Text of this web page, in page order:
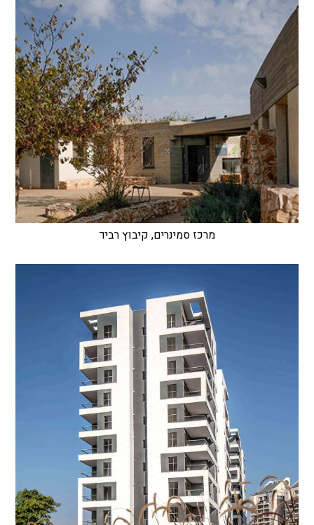
מרכז סמינרים, קיבוץ רביד